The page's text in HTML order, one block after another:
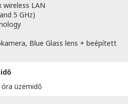
wireless LAN
5 GHz)
Blue Glass lens + beépített
üzemidő